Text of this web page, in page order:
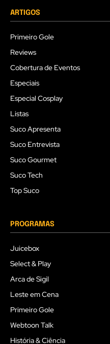
ARTIGOS
Primeiro Gole
Reviews
Cobertura de Eventos
Especiais
Especial Cosplay
Listas
Suco Apresenta
Suco Entrevista
Suco Gourmet
Suco Tech
Top Suco
PROGRAMAS
Juicebox
Select & Play
Arca de Sigil
Leste em Cena
Primeiro Gole
Webtoon Talk
História & Ciência